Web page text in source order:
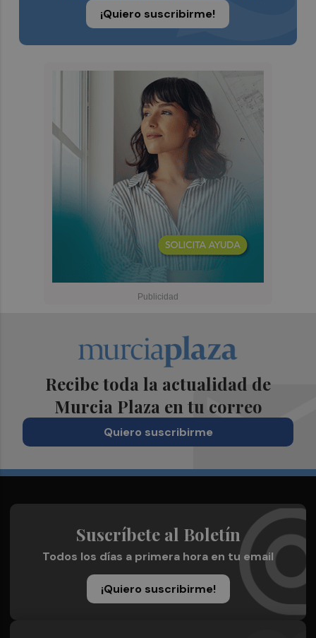
¡Quiero suscribirme!
Recibe toda la actualidad de
Murcia Plaza en tu correo
Quiero suscribirme
Suscríbete al Boletín
Todos los días a primera hora en tu email
¡Quiero suscribirme!